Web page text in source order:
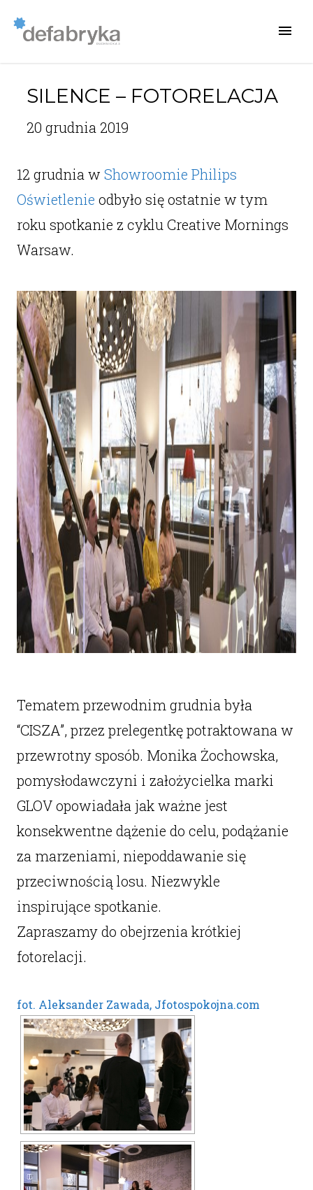
SILENCE – FOTORELACJA
20 grudnia 2019
12 grudnia w Showroomie Philips
Oświetlenie odbyło się ostatnie w tym
roku spotkanie z cyklu Creative Mornings
Warsaw.
Tematem przewodnim grudnia była
“CISZA”, przez prelegentkę potraktowana w
przewrotny sposób. Monika Żochowska,
pomysłodawczyni i założycielka marki
GLOV opowiadała jak ważne jest
konsekwentne dążenie do celu, podążanie
za marzeniami, niepoddawanie się
przeciwnością losu. Niezwykle
inspirujące spotkanie.
Zapraszamy do obejrzenia krótkiej
fotorelacji.
fot. Aleksander Zawada, Jfotospokojna.com